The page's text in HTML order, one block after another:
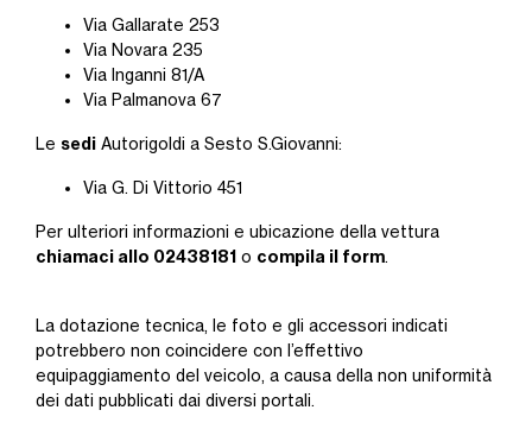
Via Gallarate 253
Via Novara 235
Via Inganni 81/A
Via Palmanova 67
Le sedi Autorigoldi a Sesto S.Giovanni:
Via G. Di Vittorio 451
Per ulteriori informazioni e ubicazione della vettura
chiamaci allo 02438181 o compila il form.
La dotazione tecnica, le foto e gli accessori indicati
potrebbero non coincidere con l’effettivo
equipaggiamento del veicolo, a causa della non uniformità
dei dati pubblicati dai diversi portali.